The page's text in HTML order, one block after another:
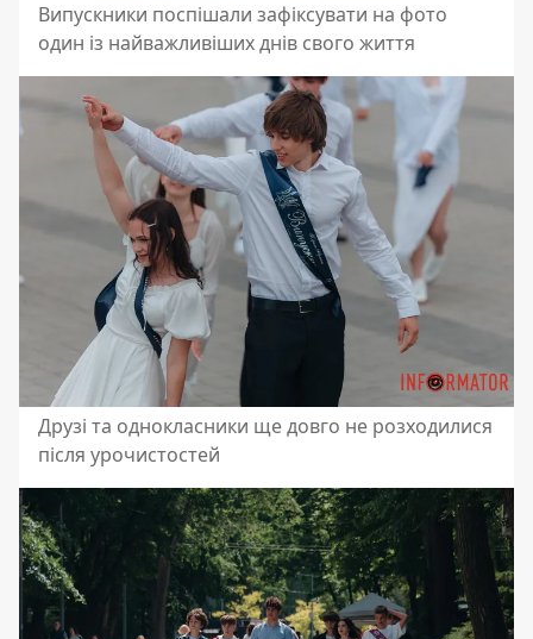
Випускники поспішали зафіксувати на фото
один із найважливіших днів свого життя
Друзі та однокласники ще довго не розходилися
після урочистостей